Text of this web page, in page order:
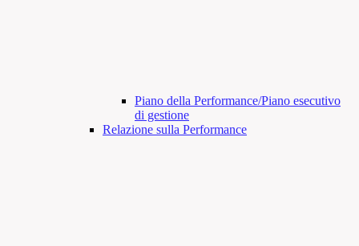
Piano della Performance/Piano esecutivo
di gestione
Relazione sulla Performance